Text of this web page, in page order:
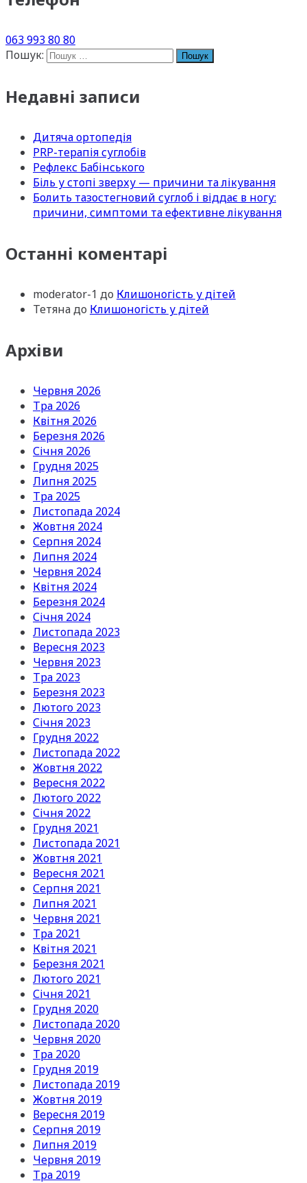
063 993 80 80
Пошук:
Недавні записи
Дитяча ортопедія
PRP-терапія суглобів
Рефлекс Бабінського
Біль у стопі зверху — причини та лікування
Болить тазостегновий суглоб і віддає в ногу:
причини, симптоми та ефективне лікування
Останні коментарі
moderator-1 до Клишоногість у дітей
Тетянадо Клишоногість у дітей
Архіви
Червня 2026
Тра 2026
Квітня 2026
Березня 2026
Січня 2026
Грудня 2025
Липня 2025
Тра 2025
Листопада 2024
Жовтня 2024
Серпня 2024
Липня 2024
Червня 2024
Квітня 2024
Березня 2024
Січня 2024
Листопада 2023
Вересня 2023
Червня 2023
Тра 2023
Березня 2023
Лютого 2023
Січня 2023
Грудня 2022
Листопада 2022
Жовтня 2022
Вересня 2022
Лютого 2022
Січня 2022
Грудня 2021
Листопада 2021
Жовтня 2021
Вересня 2021
Серпня 2021
Липня 2021
Червня 2021
Тра 2021
Квітня 2021
Березня 2021
Лютого 2021
Січня 2021
Грудня 2020
Листопада 2020
Червня 2020
Тра 2020
Грудня 2019
Листопада 2019
Жовтня 2019
Вересня 2019
Серпня 2019
Липня 2019
Червня 2019
Тра 2019